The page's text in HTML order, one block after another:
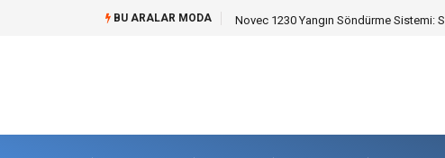
BU ARALAR MODA Novec 1230 Yangın Söndürme Sistemi: